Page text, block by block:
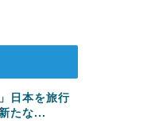
日本を旅行
たな...